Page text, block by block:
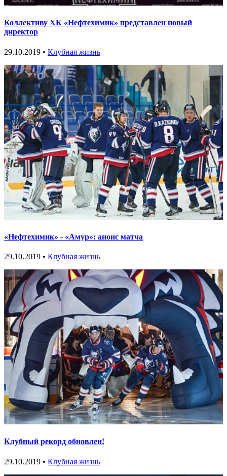
Коллективу ХК «Нефтехимик» представлен новый
директор
29.10.2019 • Клубная жизнь
«Нефтехимик» - «Амур»: анонс матча
29.10.2019 • Клубная жизнь
Клубный рекорд обновлен!
29.10.2019 • Клубная жизнь